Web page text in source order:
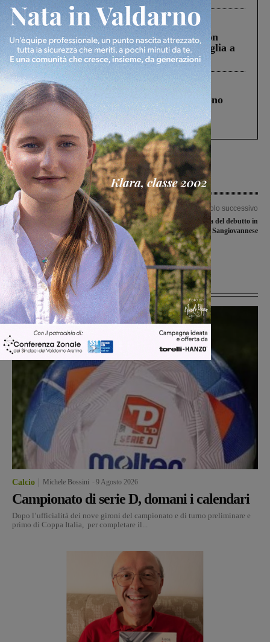
Cronaca 3 Agosto 2026
Scomparso da una struttura di Castiglion
Fiorentino l’uomo che aveva ucciso la figlia a
Levane nel 2020
Cronaca 4 Agosto 2026
Un anno fa la strage in A1 in cui morirono
Gianni, Giulia e Franco. Lo schianto, il
processo, lo stop ai sorpassi fra tir....
Articolo precedente
San Giovanni, Valentina Vadi: “Non
ho interesse a candidarmi alle
regionali. Sono felice di fare il
sindaco”
Articolo successivo
Ultimo test prima del debutto in
Coppa per la Sangiovannese
Ultime Notizie
Calcio Michele Bossini 9 Agosto 2026
Campionato di serie D, domani i calendari
Dopo l’ufficialità dei nove gironi del campionato e di turno preliminare e
primo di Coppa Italia, per completare il...